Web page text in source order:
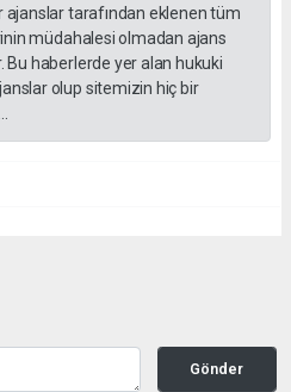
ajanslar tarafından eklenen tüm
müdahalesi olmadan ajans
Bu haberlerde yer alan hukuki
olup sitemizin hiç bir
Gönder